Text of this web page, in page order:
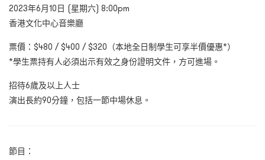
2023年6月10日 (星期六) 8:00pm
香港文化中心音樂廳
票價：$480 / $400 / $320（本地全日制學生可享半價優惠*）
*學生票持有人必須出示有效之身份證明文件，方可進場。
招待6歲及以上人士
演出長約90分鐘，包括一節中場休息。
節目：